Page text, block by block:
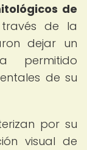
de
de la
dejar un
permitido
de su
por su
visual de